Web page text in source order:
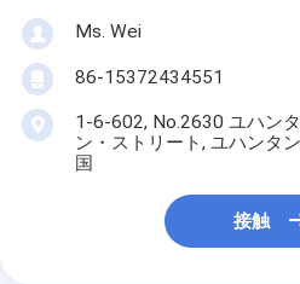
Ms. Wei
86-15372434551
1-6-602, No.2630 ユハン
ン・ストリート, ユハンタ
国
接触